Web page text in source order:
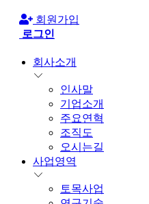
회원가입
로그인
회사소개
인사말
기업소개
주요연혁
조직도
오시는길
사업영역
토목사업